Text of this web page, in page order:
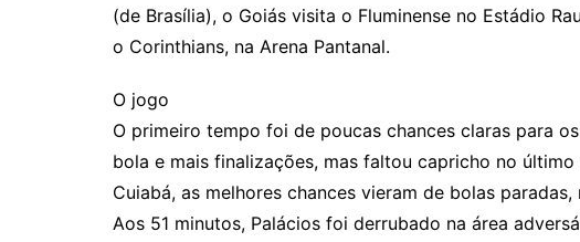
(de Brasília), o Goiás visita o Fluminense no Estádio
o Corinthians, na Arena Pantanal.
O jogo
O primeiro tempo foi de poucas chances claras para
bola e mais finalizações, mas faltou capricho no
Cuiabá, as melhores chances vieram de bolas
Aos 51 minutos, Palácios foi derrubado na área